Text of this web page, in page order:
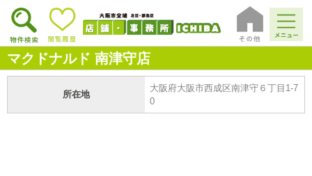
マクドナルド 南津守店
所在地
大阪府大阪市西成区南津守６丁目1-7
0